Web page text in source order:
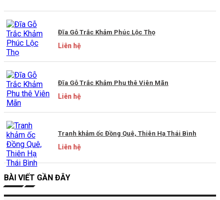
Đĩa Gỗ Trắc Khảm Phúc Lộc Thọ
Liên hệ
Đĩa Gỗ Trắc Khảm Phu thê Viên Mãn
Liên hệ
Tranh khảm ốc Đồng Quê, Thiên Hạ Thái Bình
Liên hệ
BÀI VIẾT GẦN ĐÂY